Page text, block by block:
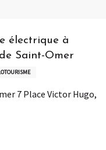
électrique à
Saint-Omer
7 Place Victor Hugo,